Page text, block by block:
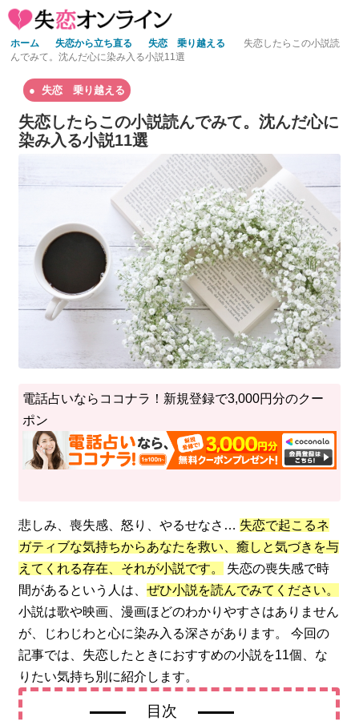
ホーム 失恋から立ち直る 失恋 乗り越える
失恋したらこの小説読
んでみて。沈んだ心に染み入る小説11選
失恋 乗り越える
失恋したらこの小説読んでみて。沈んだ心に
染み入る小説11選
電話占いならココナラ！新規登録で3,000円分のクー
ポン
悲しみ、喪失感、怒り、やるせなさ… 失恋で起こるネ
ガティブな気持ちからあなたを救い、癒しと気づきを与
えてくれる存在、それが小説です。
失恋の喪失感で時
間があるという人は、ぜひ小説を読んでみてください。
小説は歌や映画、漫画ほどのわかりやすさはありません
が、じわじわと心に染み入る深さがあります。 今回の
記事では、失恋したときにおすすめの小説を11個、な
りたい気持ち別に紹介します。
目次